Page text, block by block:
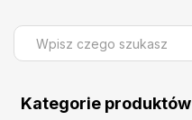
Wyszukiwarka
produktów
Kategorie produktów